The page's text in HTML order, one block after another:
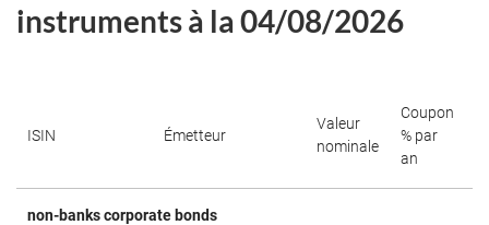
instruments à la 04/08/2026
ISIN Émetteur
Valeur
nominale
Coupon
% par
an
non-banks corporate bonds